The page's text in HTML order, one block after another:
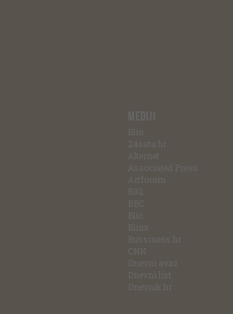
MEDIJI
Blin
24sata.hr
Alternet
Associated Press
Artforum
B92
BBC
Blic
Blinx
Bussiness.hr
CNN
Dnevni avaz
Dnevni list
Dnevnik.hr